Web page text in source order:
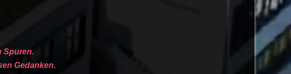
Spuren.
Gedanken.